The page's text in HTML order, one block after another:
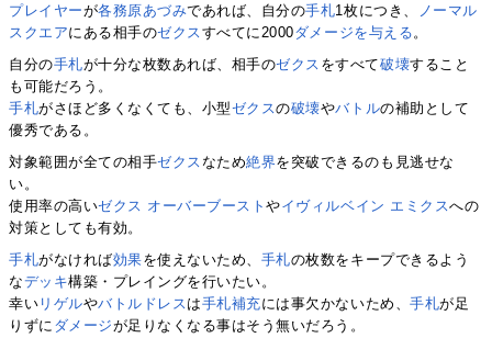
プレイヤーが各務原あづみであれば、自分の手札1枚につき、
ノーマル
スクエアにある相手のゼクス すべてに2000ダメージを与える 。
自分の手札が十分な枚数あれば、相手のゼクス をすべて破壊すること
も可能だろう。
手札がさほど多くなくても、小型ゼクスの破壊やバトルの補助として
優秀である。
対象範囲が全ての相手ゼクスなため絶界を突破できるのも見逃せな
い。
使用率の高いゼクス オーバーブーストやイヴィルベイン エミクスへの
対策としても有効。
手札がなければ効果を使えないため、 手札の枚数をキープできるよう
なデッキ構築・プレイングを行いたい。
幸い リゲルやバトルドレスは手札補充には事欠かないため、手札が足
りずに ダメージが足りなくなる事はそう無いだろう。